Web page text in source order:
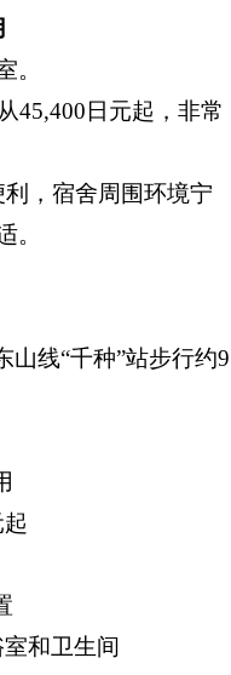
。
45,400日元起，非常
，宿舍周围环境宁
。
山线“千种”站步行约9
和卫生间